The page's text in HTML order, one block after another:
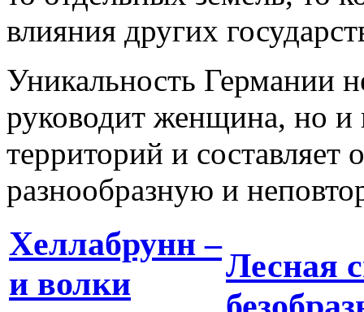
влияния других
Уникальность Германии
руководит женщина, но и
территорий и
разнообразную и
Хеллабрунн –
и волки
Лесная